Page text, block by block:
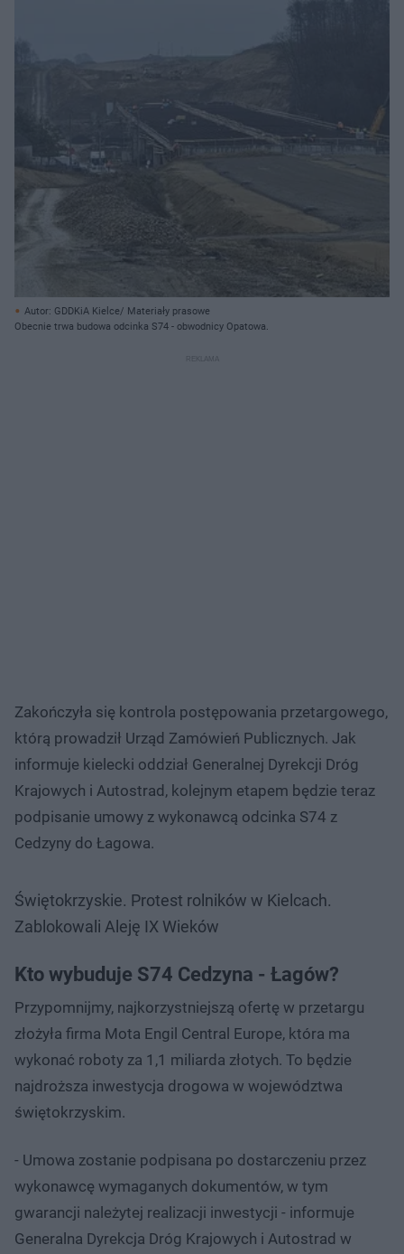
Autor: GDDKiA Kielce/ Materiały prasowe
Obecnie trwa budowa odcinka S74 - obwodnicy Opatowa.
Zakończyła się kontrola postępowania przetargowego,
którą prowadził Urząd Zamówień Publicznych. Jak
informuje kielecki oddział Generalnej Dyrekcji Dróg
Krajowych i Autostrad, kolejnym etapem będzie teraz
podpisanie umowy z wykonawcą odcinka S74 z
Cedzyny do Łagowa.
Świętokrzyskie. Protest rolników w Kielcach.
Zablokowali Aleję IX Wieków
Kto wybuduje S74 Cedzyna - Łagów?
Przypomnijmy, najkorzystniejszą ofertę w przetargu
złożyła firma Mota Engil Central Europe, która ma
wykonać roboty za 1,1 miliarda złotych. To będzie
najdroższa inwestycja drogowa w województwa
świętokrzyskim.
- Umowa zostanie podpisana po dostarczeniu przez
wykonawcę wymaganych dokumentów, w tym
gwarancji należytej realizacji inwestycji - informuje
Generalna Dyrekcja Dróg Krajowych i Autostrad w